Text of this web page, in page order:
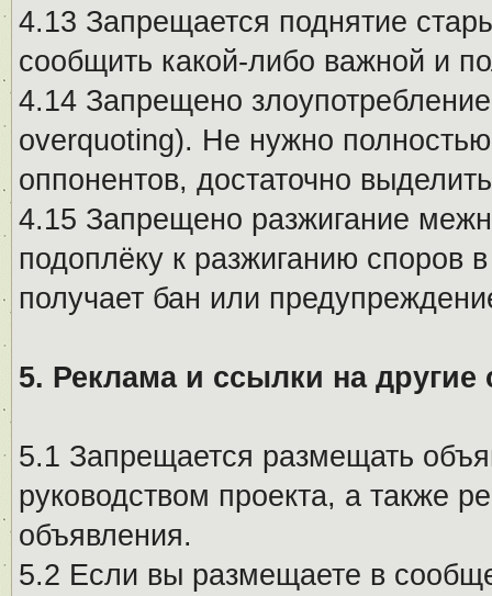
4.13 Запрещается поднятие
сообщить какой-либо важной и
4.14 Запрещено
overquoting). Не нужно
оппонентов, достаточно
4.15 Запрещено разжигание
подоплёку к разжиганию споров
получает бан или
5. Реклама и ссылки на другие
5.1 Запрещается размещать
руководством проекта, а также
объявления.
5.2 Если вы размещаете в